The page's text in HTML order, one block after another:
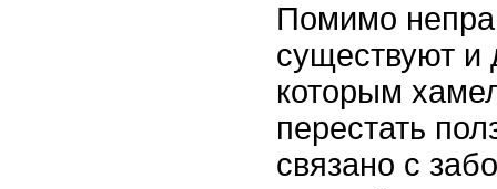
Помимо
существуют и
которым
перестать
связано с